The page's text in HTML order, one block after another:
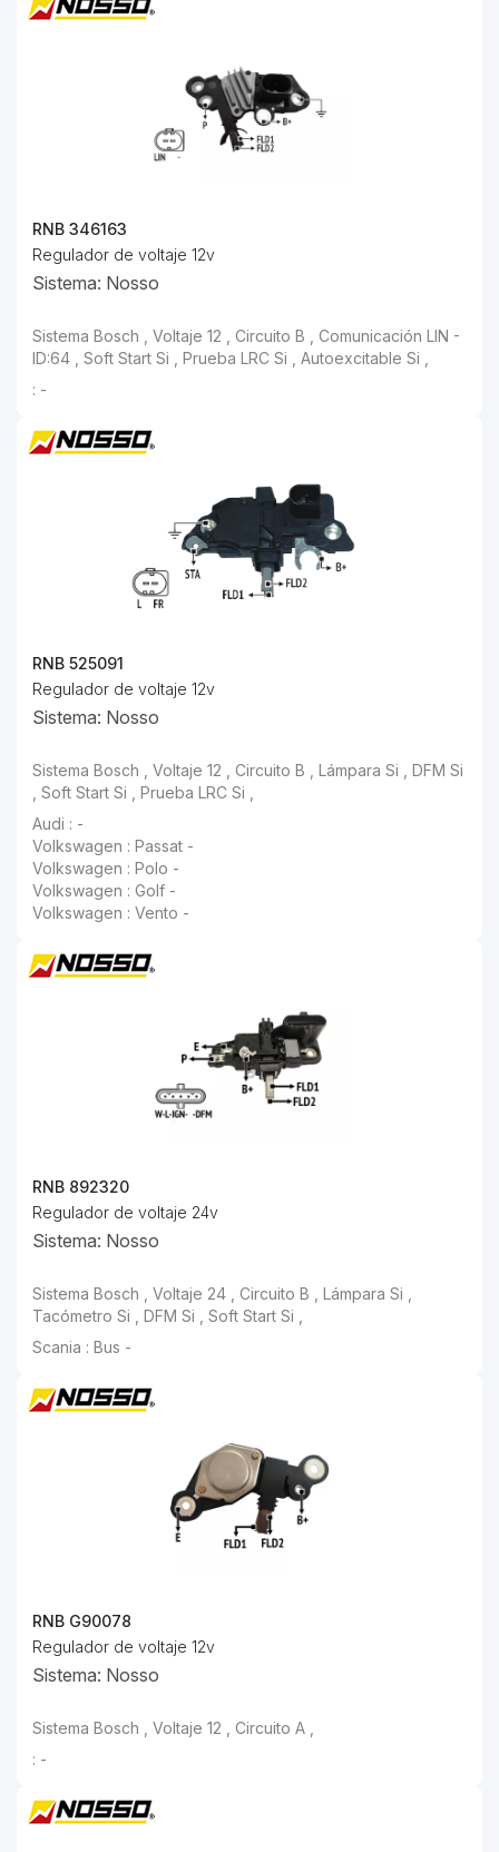
RNB 346163
Regulador de voltaje 12v
Sistema: Nosso
Sistema Bosch , Voltaje 12
: -
RNB 525091
Regulador de voltaje 12v
Sistema: Nosso
Sistema Bosch , Voltaje 12 , Circuito B , Lámpara Si , DFM Si , Soft Start Si , Prueba LRC Si ,
Audi : -
Volkswagen : Passat -
Volkswagen : Polo -
Volkswagen : Golf -
Volkswagen : Vento -
RNB 892320
Regulador de voltaje 24v
Sistema: Nosso
Scania : Bus -
RNB G90078
Regulador de voltaje 12v
Sistema: Nosso
: -